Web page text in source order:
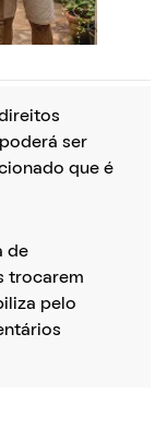
ser
que é
de
trocarem
pelo